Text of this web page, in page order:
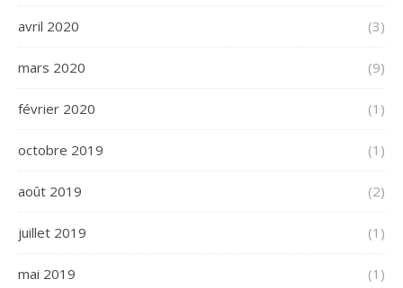
avril 2020 (3)
mars 2020 (9)
février 2020 (1)
octobre 2019 (1)
août 2019 (2)
juillet 2019 (1)
mai 2019 (1)